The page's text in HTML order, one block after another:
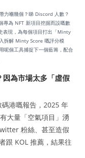
力嗰幾個？睇 Discord 人數？
專為 NFT 新項目挖掘而設嘅數
表現，為每個項目打出「Minty
拆解 Minty Score 嘅評分模
呢個工具捕捉下一個藍籌，配合
為市場太多「虛假
港嘅報告，2025 年
大量「空氣項目」湧
粉絲、甚至造假
跟 KOL 推薦，結果往